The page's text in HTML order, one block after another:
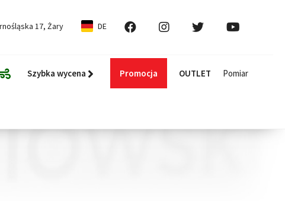
17, Żary DE
Szybka wycena Promocja OUTLET Pomiar